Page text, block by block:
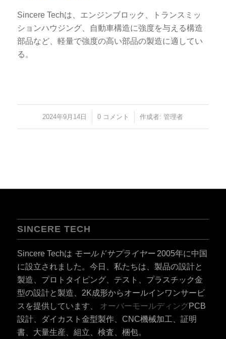
Sincere Techは、エンジンブロック、トランスミッ
ションハウジング、自動車構造に強度を与える構造
部品など、軽量で強度の高い部品の製造に適してい
る。
2024年9月14日
/ 0 コメント
/ 作成者:管理者
SINCERE TECH
Sincere Techは モールドサプライヤー2005年に中国
に設立されました。今日、私たちは、製品の設計と
製造、プロトタイピング、テスト、プラスチック金
型の設計と製造、2K成形からオールインワンサービ
スを提供しています、 オーバーモールディングPCB
設計、ダイカスト金型製作、CNC機械加工、証明
書、大量生産、組立、検査、梱包。